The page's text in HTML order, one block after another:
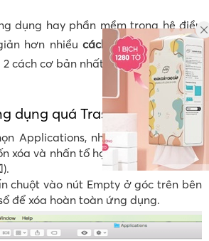
dụng hay phần mềm trong hệ điều
hơn nhiều cách gỡ cài đặt trong
cách cơ bản nhất để gỡ cài đặt ứng
dụng quá Trash
Applications, nhấn chuột vào ứng
xóa và nhấn tổ hợp phím Command
chuột vào nút Empty ở góc trên bên
để xóa hoàn toàn ứng dụng.